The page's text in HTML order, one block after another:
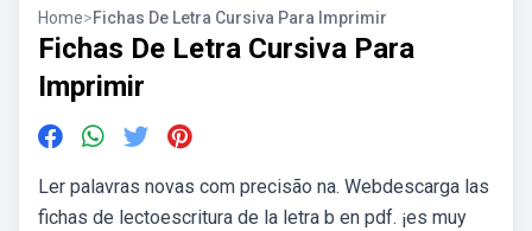
Home>Fichas De Letra Cursiva Para Imprimir
Fichas De Letra Cursiva Para
Imprimir
Ler palavras novas com precisão na. Webdescarga las
fichas de lectoescritura de la letra b en pdf. ¡es muy